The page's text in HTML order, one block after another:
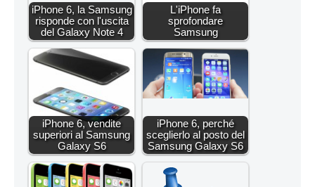
iPhone 6, la Samsung
risponde con l'uscita
del Galaxy Note 4
L'iPhone fa
sprofondare
Samsung
iPhone 6, vendite
superiori al Samsung
Galaxy S6
iPhone 6, perché
sceglierlo al posto del
Samsung Galaxy S6